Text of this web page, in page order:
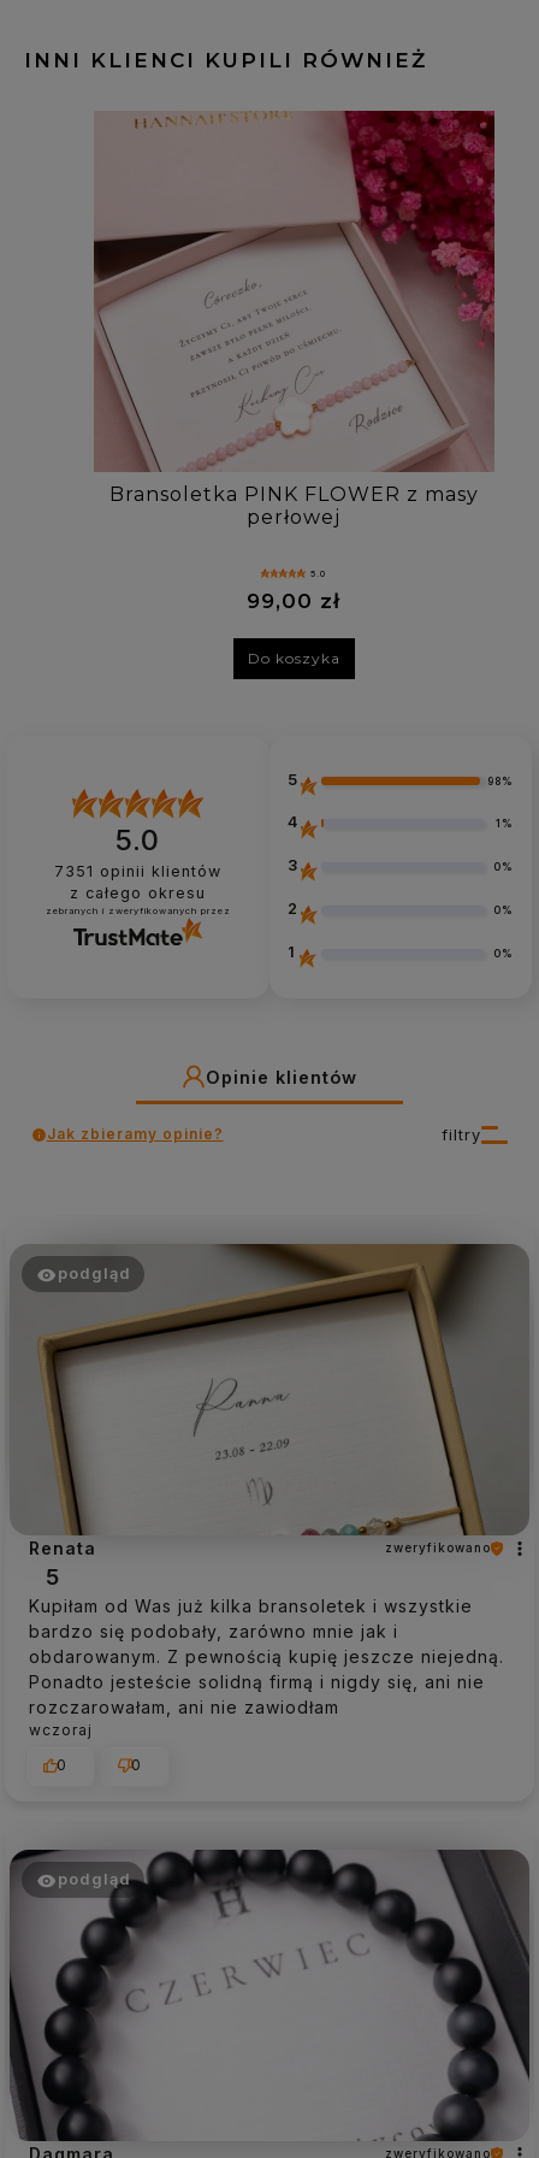
INNI KLIENCI KUPILI RÓWNIEŻ
Bransoletka PINK FLOWER z masy
perłowej
5.0
99,00 zł
Do koszyka
5.0
7351 opinii klientów
z całego okresu
zebranych i zweryfikowanych przez
5 98%
4 1%
3 0%
2 0%
1 0%
Opinie klientów
filtry
Jak zbieramy opinie?
podgląd
Renata zweryfikowano
5
Kupiłam od Was już kilka bransoletek i wszystkie
bardzo się podobały, zarówno mnie jak i
obdarowanym. Z pewnością kupię jeszcze niejedną.
Ponadto jesteście solidną firmą i nigdy się, ani nie
rozczarowałam, ani nie zawiodłam
wczoraj
0
0
podgląd
Dagmara zweryfikowano